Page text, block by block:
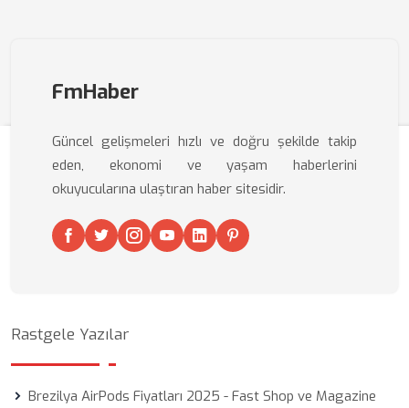
FmHaber
Güncel gelişmeleri hızlı ve doğru şekilde takip
eden, ekonomi ve yaşam haberlerini
okuyucularına ulaştıran haber sitesidir.
Rastgele Yazılar
Brezilya AirPods Fiyatları 2025 - Fast Shop ve Magazine